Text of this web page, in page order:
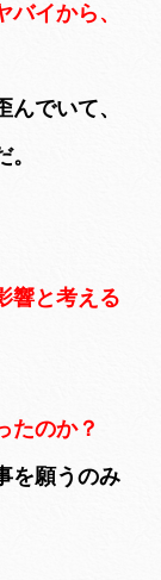
イから、
でいて、
響と考える
たのか？
を願うのみ